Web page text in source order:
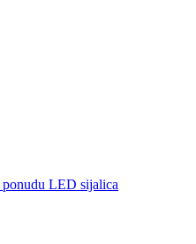
LED sijalica